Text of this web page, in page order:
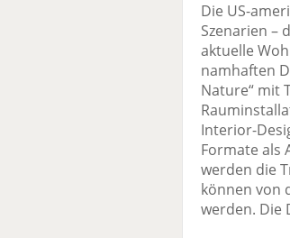
Die US-
Szenarien –
aktuelle
namhaften
Nature“ mit
Interior-
Formate als
werden die
können von
werden. Die